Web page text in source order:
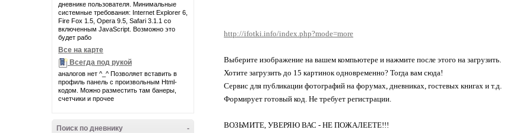
дневнике пользователя. Минимальные
системные требования: Internet Explorer 6,
Fire Fox 1.5, Opera 9.5, Safari 3.1.1 со
включенным JavaScript. Возможно это
будет рабо
Все на карте
Всегда под рукой
аналогов нет ^_^ Позволяет вставить в
профиль панель с произвольным Html-
кодом. Можно разместить там банеры,
счетчики и прочее
-
Поиск по дневнику
http://ifotki.info/index.php?mode=more
Выберите изображение на вашем компьютере и нажмите после этого на загрузить.
Хотите загрузить до 15 картинок одновременно? Тогда вам сюда!
Сервис для публикации фотографий на форумах, дневниках, гостевых книгах и т.д.
Формирует готовый код. Не требует регистрации.
ВОЗЬМИТЕ, УВЕРЯЮ ВАС - НЕ ПОЖАЛЕЕТЕ!!!